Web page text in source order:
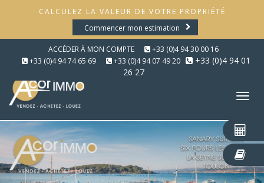
CALCULEZ LA VALEUR DE VOTRE PROPRIÉTÉ
Commencer mon estimation
ACCÉDER À MON COMPTE
+33 (0)4 94 30 00 16
+33 (0)4 94 74 65 69
+33 (0)4 94 07 49 20
+33 (0)4 94 01
26 27